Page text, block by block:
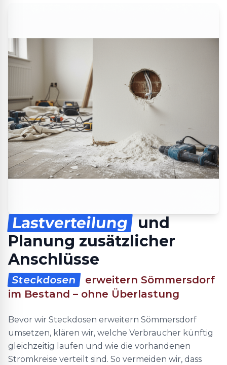
Lastverteilung
und
Planung zusätzlicher
Anschlüsse
Steckdosen
erweitern Sömmersdorf
im Bestand – ohne Überlastung
Bevor wir Steckdosen erweitern Sömmersdorf
umsetzen, klären wir, welche Verbraucher künftig
gleichzeitig laufen und wie die vorhandenen
Stromkreise verteilt sind. So vermeiden wir, dass